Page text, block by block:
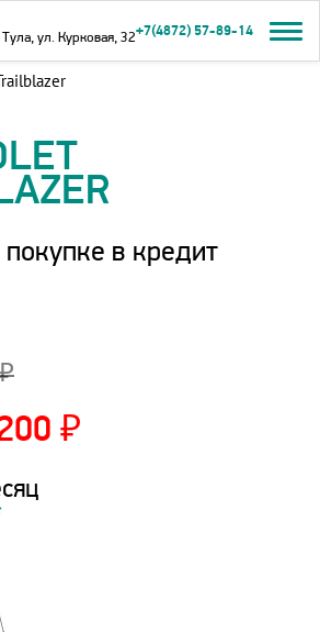
Тула, ул. Курковая, 32+7(4872) 57-89-14
в кредит
₽